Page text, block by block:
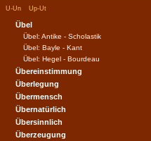
U-Un Up-Ut
Übel
Übel: Antike - Scholastik
Übel: Bayle - Kant
Übel: Hegel - Bourdeau
Übereinstimmung
Überlegung
Übermensch
Übernatürlich
Übersinnlich
Überzeugung